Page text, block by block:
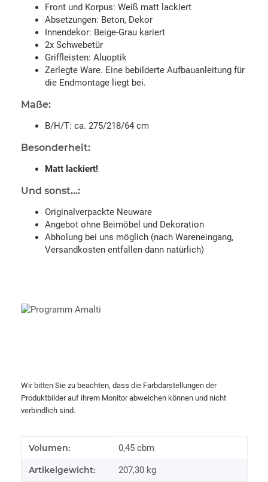
Front und Korpus: Weiß matt lackiert
Absetzungen: Beton, Dekor
Innendekor: Beige-Grau kariert
2x Schwebetür
Griffleisten: Aluoptik
Zerlegte Ware. Eine bebilderte Aufbauanleitung für
die Endmontage liegt bei.
Maße:
B/H/T: ca. 275/218/64 cm
Besonderheit:
Matt lackiert!
Und sonst...:
Originalverpackte Neuware
Angebot ohne Beimöbel und Dekoration
Abholung bei uns möglich (nach Wareneingang,
Versandkosten entfallen dann natürlich)
Wir bitten Sie zu beachten, dass die Farbdarstellungen der
Produktbilder auf ihrem Monitor abweichen können und nicht
verbindlich sind.
Produkteigenschaft
Wert
Volumen: 0,45 cbm
Artikelgewicht: 207,30 kg